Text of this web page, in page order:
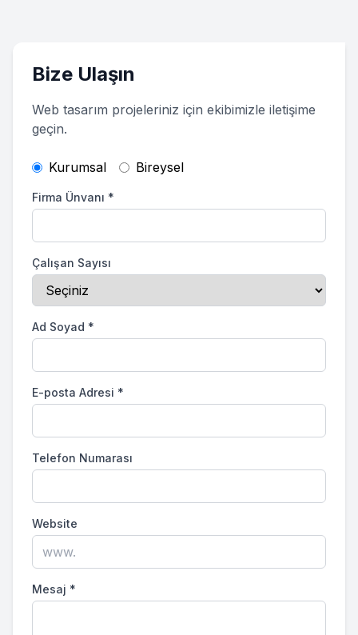
Bize Ulaşın
Web tasarım projeleriniz için ekibimizle iletişime
geçin.
Kurumsal Bireysel
Firma Ünvanı *
Çalışan Sayısı
Ad Soyad *
E-posta Adresi *
Telefon Numarası
Website
Mesaj *